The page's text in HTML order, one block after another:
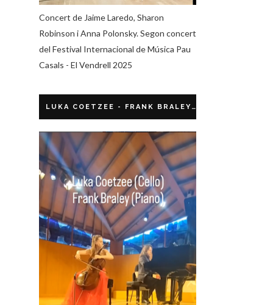
Concert de Jaime Laredo, Sharon
Robinson i Anna Polonsky. Segon concert
del Festival Internacional de Música Pau
Casals - El Vendrell 2025
LUKA COETZEE - FRANK BRALEY